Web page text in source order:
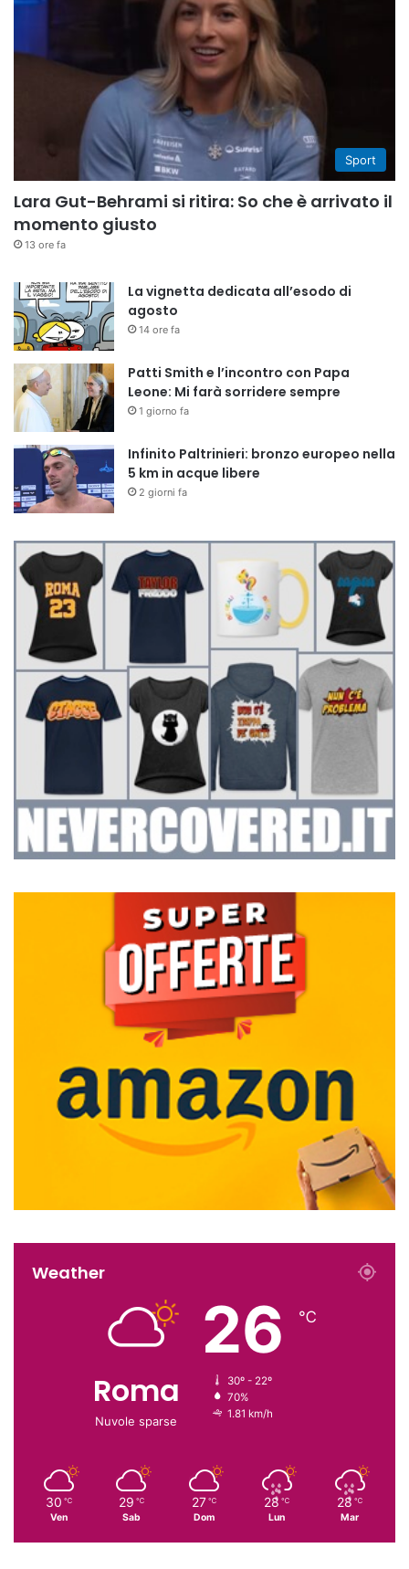
Sport
Lara Gut-Behrami si ritira: So che è arrivato il
momento giusto
13 ore fa
La vignetta dedicata all’esodo di
agosto
14 ore fa
Patti Smith e l’incontro con Papa
Leone: Mi farà sorridere sempre
1 giorno fa
Infinito Paltrinieri: bronzo europeo nella
5 km in acque libere
2 giorni fa
Weather
Roma
Nuvole sparse
26 ℃
30º - 22º
70%
1.81 km/h
30 ℃
Ven
29 ℃
Sab
27 ℃
Dom
28 ℃
Lun
28 ℃
Mar